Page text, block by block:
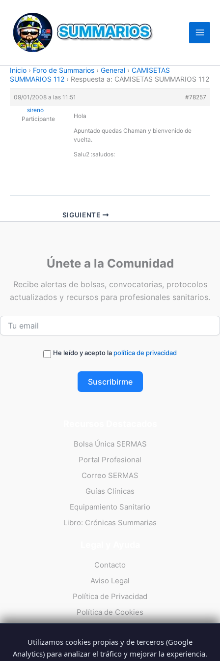
contenido
Inicio › Foro de Summarios › General › CAMISETAS
SUMMARIOS 112 › Respuesta a: CAMISETAS SUMMARIOS 112
09/01/2008 a las 11:51
#78257
sireno
Participante
Hola
Apuntado quedas Chaman y bienvenido de
vuelta.
Salu2 :saludos:
SIGUIENTE
Únete a la Comunidad
Recibe alertas de bolsas, convocatorias, protocolos
actualizados y recursos para profesionales sanitarios.
He leído y acepto la política de privacidad
Suscribirme
Bolsa Única SERMAS
Portal Profesional
Correo SERMAS
Guías Clínicas
Equipamiento Sanitario
Libro: Crónicas Summarias
Contacto
Aviso Legal
Política de Privacidad
Política de Cookies
Utilizamos cookies propias y de terceros (Google
Analytics) para analizar el tráfico y mejorar la experiencia.